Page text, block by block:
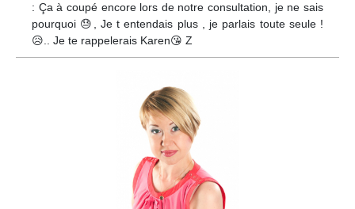
: Ça à coupé encore lors de notre consultation, je ne sais
pourquoi 😓, Je t entendais plus , je parlais toute seule !
😥.. Je te rappelerais Karen😘 Z